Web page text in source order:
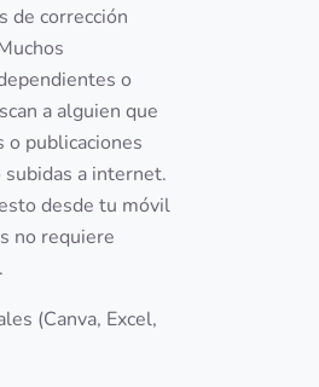
de corrección
o
a alguien que
o publicaciones
subidas a internet.
desde tu móvil
no requiere
(Canva, Excel,